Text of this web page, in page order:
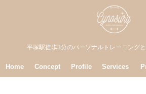
平塚駅徒歩3分のパーソナルトレーニング
Home Concept Profile Services